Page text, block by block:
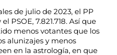
de julio de 2023, el PP
PSOE, 7.821.718. Así que
menos votantes que los
alunizajes y menos
en la astrología, en que